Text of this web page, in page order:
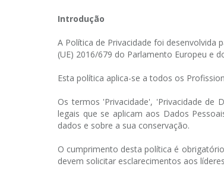
Introdução
A Política de Privacidade foi desenvolvida
(UE) 2016/679 do Parlamento Europeu e
Esta política aplica-se a todos os
Os termos 'Privacidade', 'Privacidade
legais que se aplicam aos Dados
dados e sobre a sua conservação.
O cumprimento desta política é
devem solicitar esclarecimentos aos